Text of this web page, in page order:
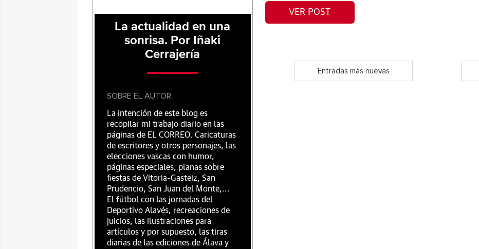
VER POST
Entradas más nuevas
La actualidad en una
sonrisa. Por Iñaki
Cerrajería
SOBRE EL AUTOR
La intención de este blog es
recopilar mi trabajo diario en las
páginas de EL CORREO. Caricaturas
de escritores y otros personajes, las
elecciones vascas con humor,
páginas especiales, planas sobre
fiestas de Vitoria-Gasteiz, San
Prudencio, San Juan del Monte,...
El fútbol con las jornadas del
Deportivo Alavés, recreaciones de
juicios, las ilustraciones para
artículos y por supuesto, las tiras
diarias de las ediciones de Álava y